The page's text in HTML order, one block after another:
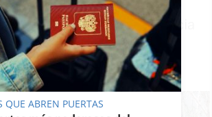
hace valer sus raíces y sus
la capital andaluza y anuncia
su mayor restaurante en los
hotel americano de La
QUE ABREN PUERTAS